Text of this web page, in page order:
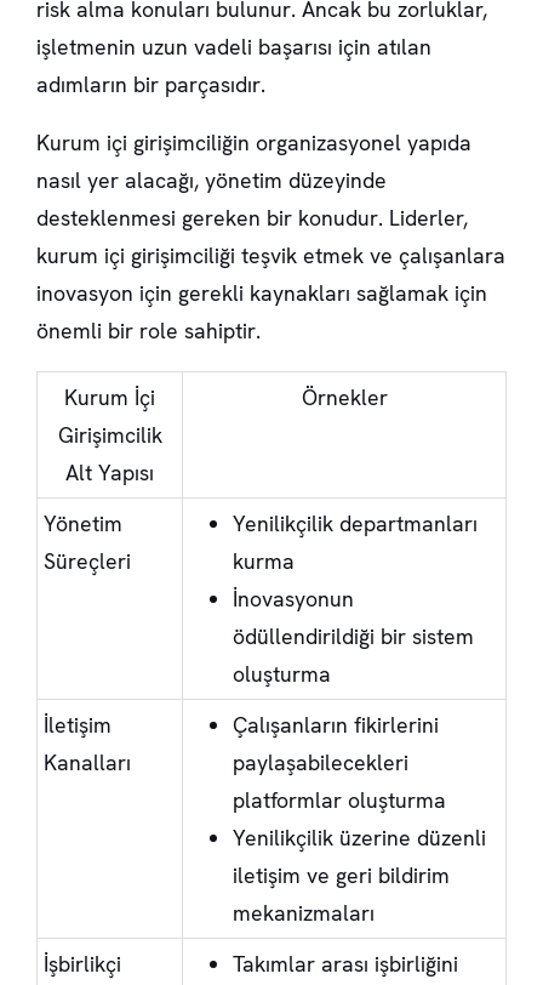
risk alma konuları bulunur. Ancak bu zorluklar,
işletmenin uzun vadeli başarısı için atılan
adımların bir parçasıdır.
Kurum içi girişimciliğin organizasyonel yapıda
nasıl yer alacağı, yönetim düzeyinde
desteklenmesi gereken bir konudur. Liderler,
kurum içi girişimciliği teşvik etmek ve çalışanlara
inovasyon için gerekli kaynakları sağlamak için
önemli bir role sahiptir.
Kurum İçi
Girişimcilik
Alt Yapısı
Örnekler
Yönetim
Süreçleri
Yenilikçilik departmanları
kurma
İnovasyonun
ödüllendirildiği bir sistem
oluşturma
İletişim
Kanalları
Çalışanların fikirlerini
paylaşabilecekleri
platformlar oluşturma
Yenilikçilik üzerine düzenli
iletişim ve geri bildirim
mekanizmaları
İşbirlikçi
Takımlar arası işbirliğini